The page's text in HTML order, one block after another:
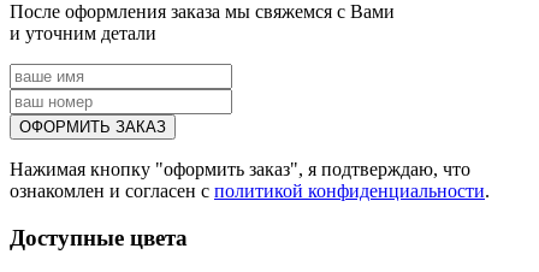
После оформления заказа мы свяжемся с Вами
и уточним детали
Нажимая кнопку "оформить заказ", я подтверждаю, что
ознакомлен и согласен с политикой конфиденциальности.
Доступные цвета